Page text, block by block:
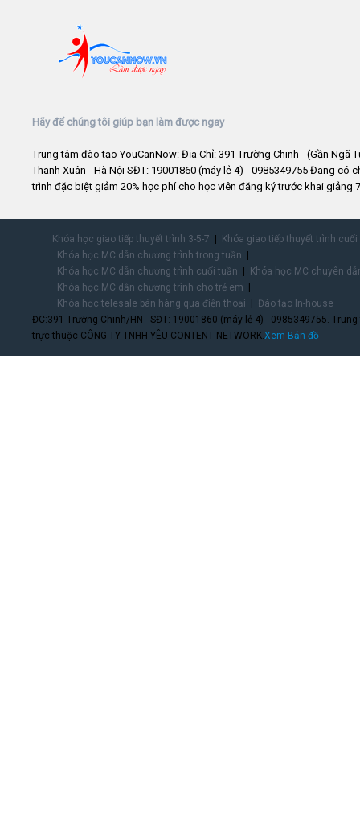
Hãy để chúng tôi giúp bạn làm được ngay
Trung tâm đào tạo YouCanNow: Địa Chỉ: 391 Trường Chinh - (Gần Ngã
Thanh Xuân - Hà Nội SĐT: 19001860 (máy lẻ 4) - 0985349755 Đang có
trình đặc biệt giảm 20% học phí cho học viên đăng ký trước khai giảng
Khóa học giao tiếp thuyết trình 3-5-7
Khóa giao tiếp thuyết trình
Khóa học MC dẫn chương trình trong tuần
Khóa học MC dẫn chương trình cuối tuần
Khóa học MC chuyên
Khóa học MC dẫn chương trình cho trẻ em
Khóa học telesale bán hàng qua điện thoại
Đào tạo In-house
ĐC:391 Trường Chinh/HN - SĐT: 19001860 (máy lẻ 4) - 0985349755.
trực thuộc CÔNG TY TNHH YÊU CONTENT NETWORK. Xem Bản đồ